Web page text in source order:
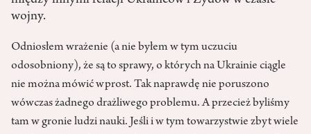
wojny.
Odniosłem wrażenie (a nie byłem w tym uczuciu
odosobniony), że są to sprawy, o których na Ukrainie ciągle
nie można mówić wprost. Tak naprawdę nie poruszono
wówczas żadnego drażliwego problemu. A przecież byliśmy
tam w gronie ludzi nauki. Jeśli i w tym towarzystwie zbyt wiele